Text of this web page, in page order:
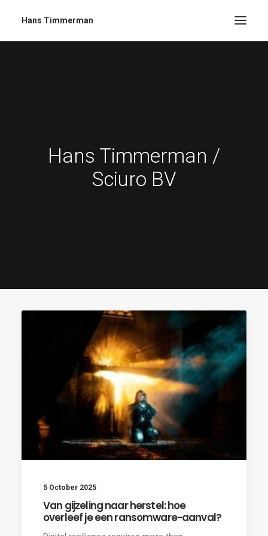
Hans Timmerman
Hans Timmerman /
Sciuro BV
5 October 2025
Van gijzeling naar herstel: hoe
overleef je een ransomware-aanval?